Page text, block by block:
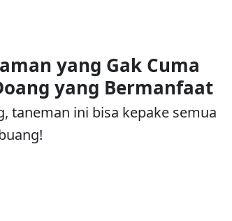
yang Gak Cuma
yang Bermanfaat
taneman ini bisa kepake semua